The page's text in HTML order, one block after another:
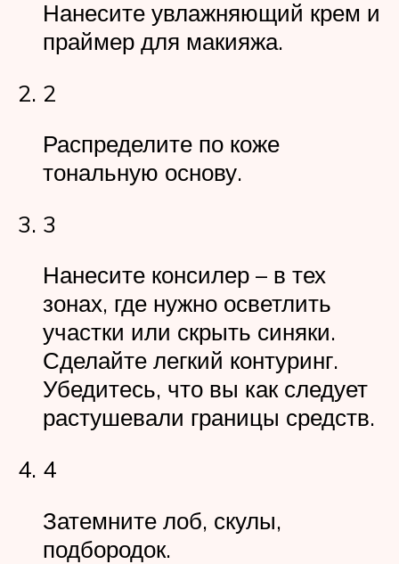
Нанесите увлажняющий крем и
праймер для макияжа.
2
Распределите по коже
тональную основу.
3
Нанесите консилер – в тех
зонах, где нужно осветлить
участки или скрыть синяки.
Сделайте легкий контуринг.
Убедитесь, что вы как следует
растушевали границы средств.
4
Затемните лоб, скулы,
подбородок.